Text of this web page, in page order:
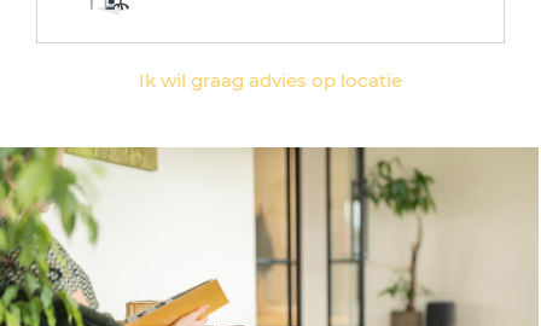
Ik wil graag advies op locatie